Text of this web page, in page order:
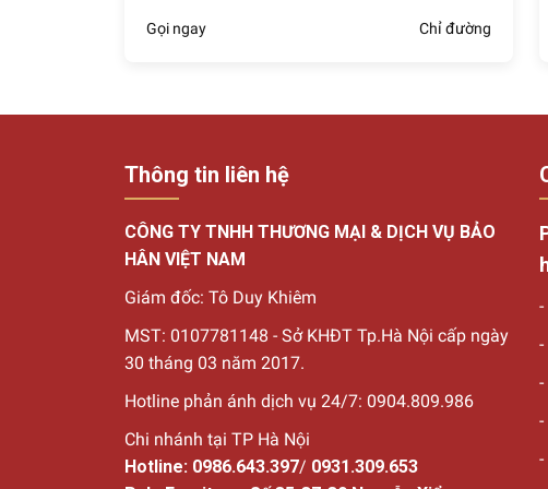
Các loại gương đứng
Gương soi đứng thẳng: là kiểu dáng gương soi đứng
toàn bộ cơ thể.
Gương soi đứng dựa tường: là kiểu dáng gương soi
được sử dụng trong các không gian nhỏ hẹp hoặc
Gương soi xoay: là kiểu dáng gương soi có khung
Gọi ngay Chỉ đường
Thông tin liên hệ
CÔNG TY TNHH THƯƠNG MẠI & DỊCH VỤ BẢO
HÂN VIỆT NAM
Giám đốc: Tô Duy Khiêm
MST: 0107781148 - Sở KHĐT Tp.Hà Nội cấp ngày
30 tháng 03 năm 2017.
Hotline phản ánh dịch vụ 24/7: 0904.809.986
Chi nhánh tại TP Hà Nội
Hotline: 0986.643.397/ 0931.309.653
-
-
-
-
-